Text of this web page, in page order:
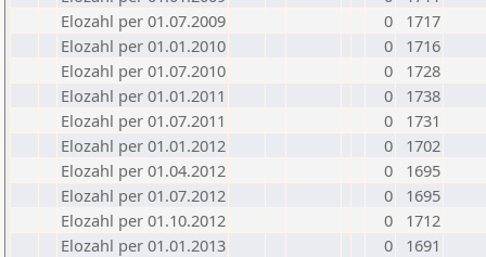
Elozahl per 01.07.2009
0
1717
Elozahl per 01.01.2010
0
1716
Elozahl per 01.07.2010
0
1728
Elozahl per 01.01.2011
0
1738
Elozahl per 01.07.2011
0
1731
Elozahl per 01.01.2012
0
1702
Elozahl per 01.04.2012
0
1695
Elozahl per 01.07.2012
0
1695
Elozahl per 01.10.2012
0
1712
Elozahl per 01.01.2013
0
1691